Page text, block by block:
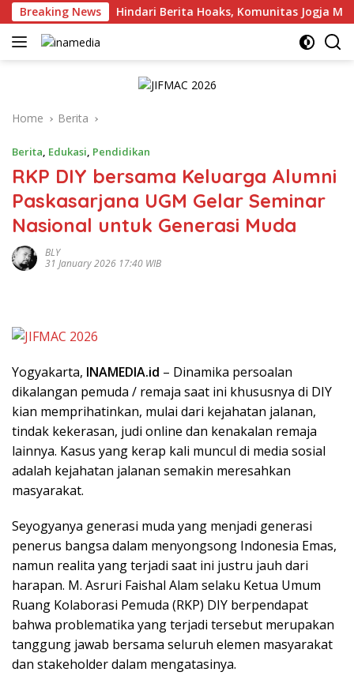
Skip
to
content
Breaking NewsHindari Berita Hoaks, Komunitas Jogja
Home Berita
Berita, Edukasi, Pendidikan
RKP DIY bersama Keluarga Alumni
Paskasarjana UGM Gelar Seminar
Nasional untuk Generasi Muda
BLY
31 January 2026 17:40 WIB
Yogyakarta, INAMEDIA.id – Dinamika persoalan
dikalangan pemuda / remaja saat ini khususnya di DIY
kian memprihatinkan, mulai dari kejahatan jalanan,
tindak kekerasan, judi online dan kenakalan remaja
lainnya. Kasus yang kerap kali muncul di media sosial
adalah kejahatan jalanan semakin meresahkan
masyarakat.
Seyogyanya generasi muda yang menjadi generasi
penerus bangsa dalam menyongsong Indonesia Emas,
namun realita yang terjadi saat ini justru jauh dari
harapan. M. Asruri Faishal Alam selaku Ketua Umum
Ruang Kolaborasi Pemuda (RKP) DIY berpendapat
bahwa problematika yang terjadi tersebut merupakan
tanggung jawab bersama seluruh elemen masyarakat
dan stakeholder dalam mengatasinya.